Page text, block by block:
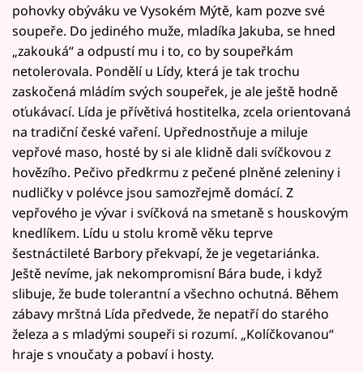
pohovky obýváku ve Vysokém Mýtě, kam pozve své
soupeře. Do jediného muže, mladíka Jakuba, se hned
„zakouká“ a odpustí mu i to, co by soupeřkám
netolerovala. Pondělí u Lídy, která je tak trochu
zaskočená mládím svých soupeřek, je ale ještě hodně
oťukávací. Lída je přívětivá hostitelka, zcela orientovaná
na tradiční české vaření. Upřednostňuje a miluje
vepřové maso, hosté by si ale klidně dali svíčkovou z
hovězího. Pečivo předkrmu z pečené plněné zeleniny i
nudličky v polévce jsou samozřejmě domácí. Z
vepřového je vývar i svíčková na smetaně s houskovým
knedlíkem. Lídu u stolu kromě věku teprve
šestnáctileté Barbory překvapí, že je vegetariánka.
Ještě nevíme, jak nekompromisní Bára bude, i když
slibuje, že bude tolerantní a všechno ochutná. Během
zábavy mrštná Lída předvede, že nepatří do starého
železa a s mladými soupeři si rozumí. „Kolíčkovanou“
hraje s vnoučaty a pobaví i hosty.